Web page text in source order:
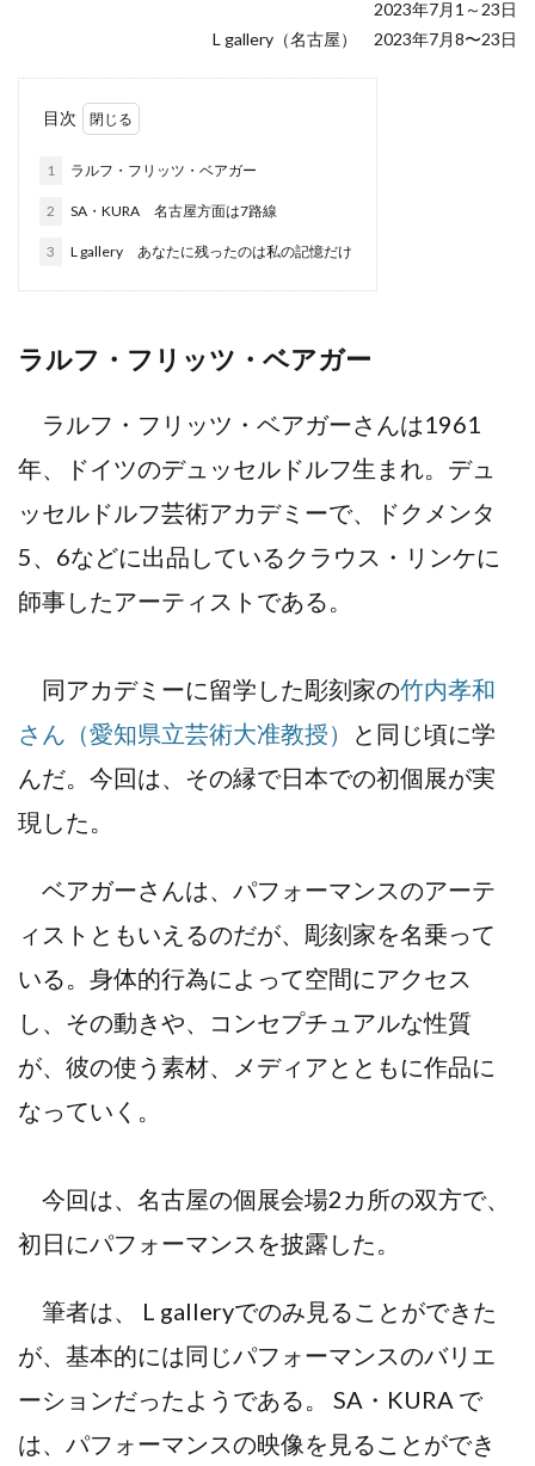
2023年7月1～23日
L gallery（名古屋） 2023年7月8〜23日
目次
1 ラルフ・フリッツ・ベアガー
2 SA・KURA 名古屋方面は7路線
3 L gallery あなたに残ったのは私の記憶だけ
ラルフ・フリッツ・ベアガー
ラルフ・フリッツ・ベアガーさんは1961
年、ドイツのデュッセルドルフ生まれ。デュ
ッセルドルフ芸術アカデミーで、ドクメンタ
5、6などに出品しているクラウス・リンケに
師事したアーティストである。
同アカデミーに留学した彫刻家の竹内孝和
さん（愛知県立芸術大准教授）
と同じ頃に学
んだ。今回は、その縁で日本での初個展が実
現した。
ベアガーさんは、パフォーマンスのアーテ
ィストともいえるのだが、彫刻家を名乗って
いる。身体的行為によって空間にアクセス
し、その動きや、コンセプチュアルな性質
が、彼の使う素材、メディアとともに作品に
なっていく。
今回は、名古屋の個展会場2カ所の双方で、
初日にパフォーマンスを披露した。
筆者は、 L galleryでのみ見ることができた
が、基本的には同じパフォーマンスのバリエ
ーションだったようである。 SA・KURA で
は、パフォーマンスの映像を見ることができ